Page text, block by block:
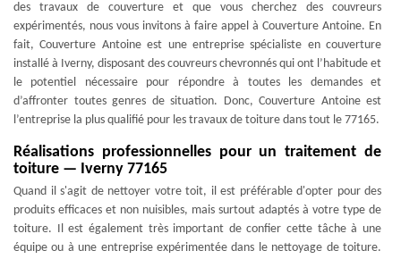
des travaux de couverture et que vous cherchez des couvreurs
expérimentés, nous vous invitons à faire appel à Couverture Antoine. En
fait, Couverture Antoine est une entreprise spécialiste en couverture
installé à Iverny, disposant des couvreurs chevronnés qui ont l’habitude et
le potentiel nécessaire pour répondre à toutes les demandes et
d’affronter toutes genres de situation. Donc, Couverture Antoine est
l’entreprise la plus qualifié pour les travaux de toiture dans tout le 77165.
Réalisations professionnelles pour un traitement de
toiture — Iverny 77165
Quand il s'agit de nettoyer votre toit, il est préférable d'opter pour des
produits efficaces et non nuisibles, mais surtout adaptés à votre type de
toiture. Il est également très important de confier cette tâche à une
équipe ou à une entreprise expérimentée dans le nettoyage de toiture.